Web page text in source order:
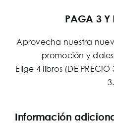
PAGA 3 Y
Aprovecha nuestra
promoción y
Elige 4 libros (DE
3.
Información